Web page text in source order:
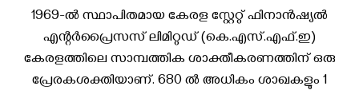
1969-ൽ സ്ഥാപിതമായ കേരള സ്റ്റേറ്റ് ഫിനാൻഷ്യൽ
എന്റർപ്രൈസസ് ലിമിറ്റഡ് (കെ.എസ്.എഫ്.ഇ)
കേരളത്തിലെ സാമ്പത്തിക ശാക്തീകരണത്തിന് ഒരു
പ്രേരകശക്തിയാണ്. 680 ൽ അധികം ശാഖകളും 1